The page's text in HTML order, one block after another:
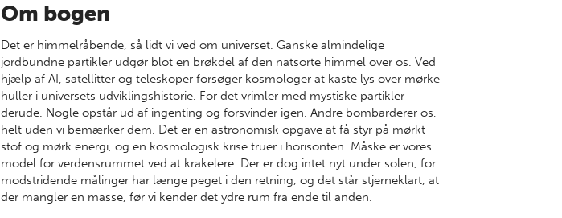
Om bogen
Det er himmelråbende, så lidt vi ved om universet. Ganske almindelige
jordbundne partikler udgør blot en brøkdel af den natsorte himmel over os. Ved
hjælp af AI, satellitter og teleskoper forsøger kosmologer at kaste lys over mørke
huller i universets udviklingshistorie. For det vrimler med mystiske partikler
derude. Nogle opstår ud af ingenting og forsvinder igen. Andre bombarderer os,
helt uden vi bemærker dem. Det er en astronomisk opgave at få styr på mørkt
stof og mørk energi, og en kosmologisk krise truer i horisonten. Måske er vores
model for verdensrummet ved at krakelere. Der er dog intet nyt under solen, for
modstridende målinger har længe peget i den retning, og det står stjerneklart, at
der mangler en masse, før vi kender det ydre rum fra ende til anden.